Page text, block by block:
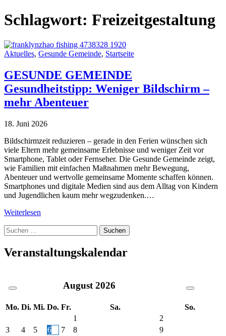
Schlagwort: Freizeitgestaltung
Aktuelles, Gesunde Gemeinde, Startseite
GESUNDE GEMEINDE
Gesundheitstipp: Weniger Bildschirm –
mehr Abenteuer
18. Juni 2026
Bildschirmzeit reduzieren – gerade in den Ferien wünschen sich
viele Eltern mehr gemeinsame Erlebnisse und weniger Zeit vor
Smartphone, Tablet oder Fernseher. Die Gesunde Gemeinde zeigt,
wie Familien mit einfachen Maßnahmen mehr Bewegung,
Abenteuer und wertvolle gemeinsame Momente schaffen können.
Smartphones und digitale Medien sind aus dem Alltag von Kindern
und Jugendlichen kaum mehr wegzudenken.…
Weiterlesen
Suche
nach:
Veranstaltungskalendar
August 2026
Mo. Di. Mi. Do. Fr. Sa.
So.
1
2
3
4 5 6 7 8 9